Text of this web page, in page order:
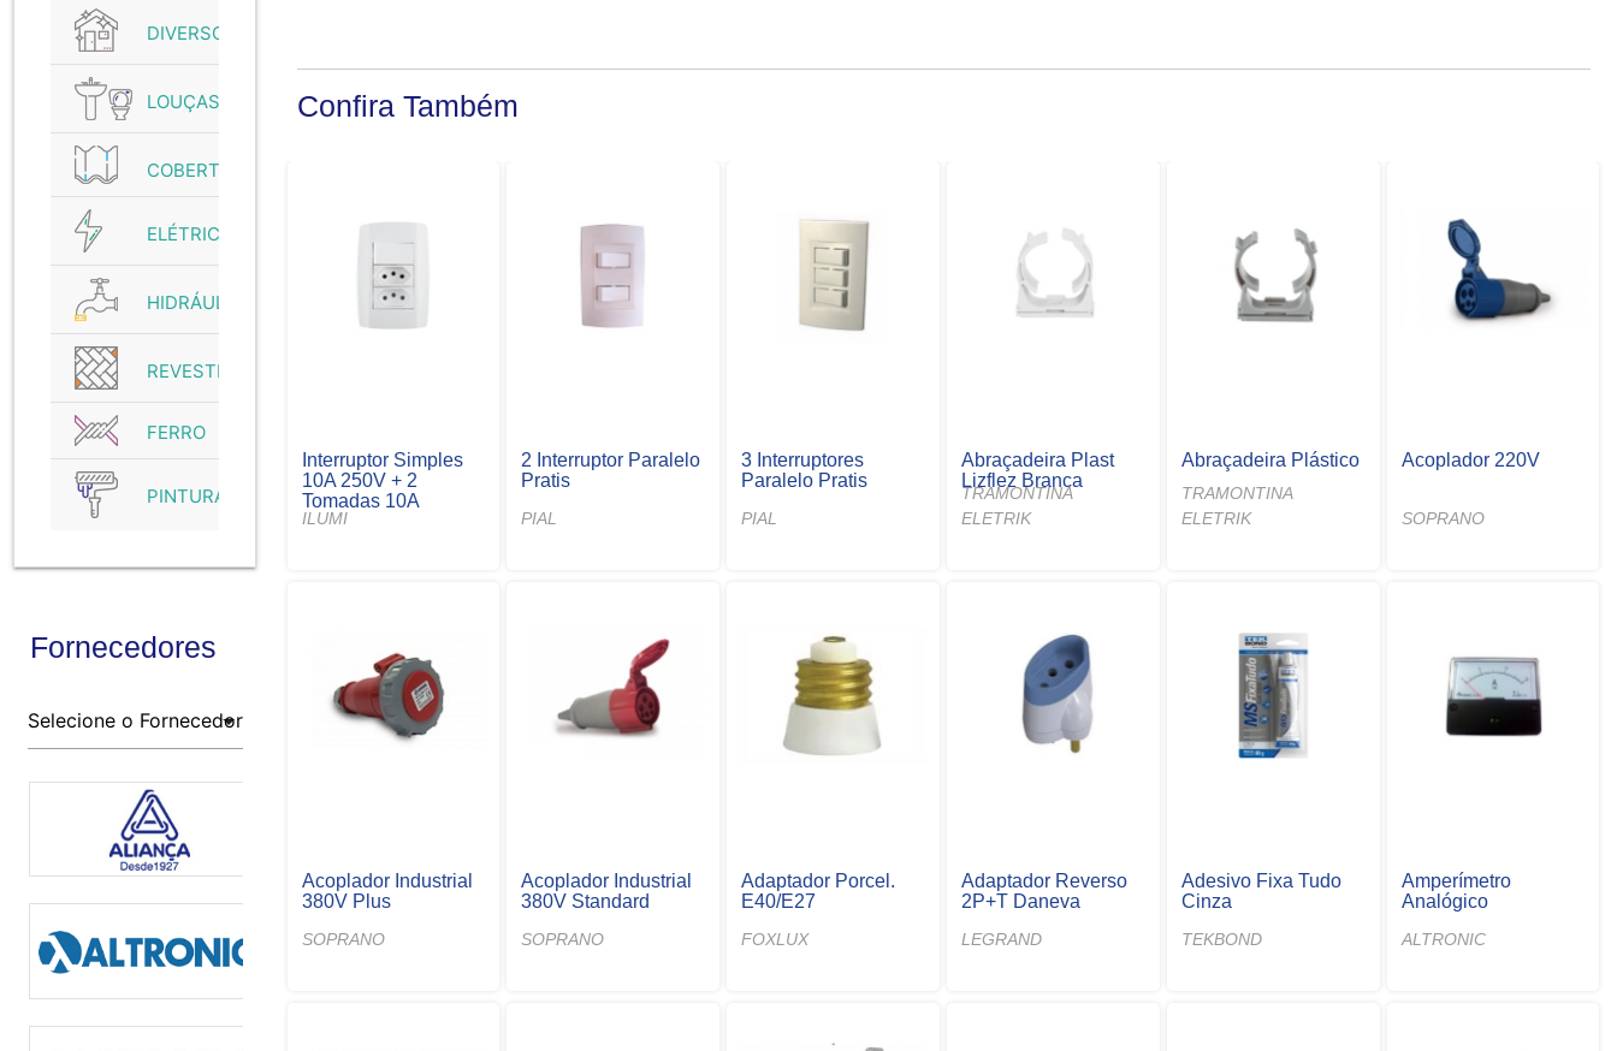
DIVERSOS
LOUÇAS
COBERTURAS
ELÉTRICO
HIDRÁULICO
REVESTIMENTO
FERRO
PINTURA
Fornecedores
Confira Também
Interruptor Simples
10A 250V + 2
Tomadas 10A
ILUMI
2 Interruptor Paralelo
Pratis
PIAL
3 Interruptores
Paralelo Pratis
PIAL
Abraçadeira Plast
Lizflez Branca
TRAMONTINA
ELETRIK
Abraçadeira Plástico
TRAMONTINA
ELETRIK
Acoplador 220V
SOPRANO
Acoplador Industrial
380V Plus
SOPRANO
Acoplador Industrial
380V Standard
SOPRANO
Adaptador Porcel.
E40/E27
FOXLUX
Adaptador Reverso
2P+T Daneva
LEGRAND
Adesivo Fixa Tudo
Cinza
TEKBOND
Amperímetro
Analógico
ALTRONIC